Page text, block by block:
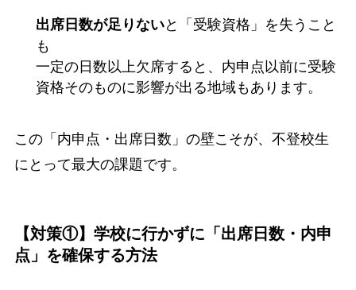
出席日数が足りないと「受験資格」を失うこと
も
一定の日数以上欠席すると、内申点以前に受験
資格そのものに影響が出る地域もあります。
この「内申点・出席日数」の壁こそが、不登校生
にとって最大の課題です。
【対策①】学校に行かずに「出席日数・内申
点」を確保する方法